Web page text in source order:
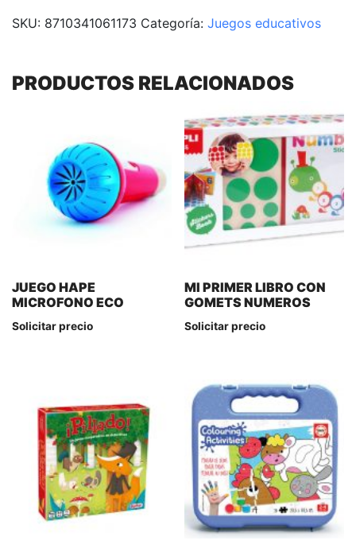
SKU: 8710341061173 Categoría: Juegos educativos
PRODUCTOS RELACIONADOS
JUEGO HAPE
MICROFONO ECO
Solicitar precio
MI PRIMER LIBRO CON
GOMETS NUMEROS
Solicitar precio